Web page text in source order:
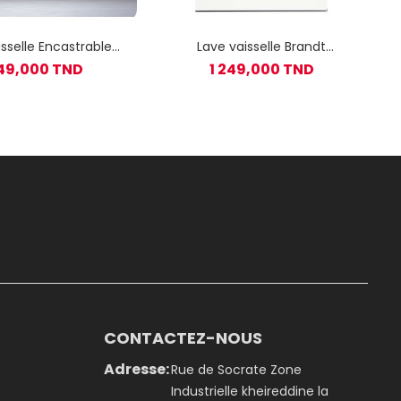
Encastrable
- inox
TND
Lave vaisselle Brandt
Afficheur - Blanc
1 249,000 TND
CONTACTEZ-NOUS
Adresse:Rue de Socrate Zone
Industrielle kheireddine la